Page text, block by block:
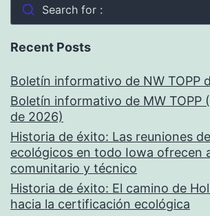
Search for :
Recent Posts
Boletín informativo de NW TOPP
Boletín informativo de MW TOPP
de 2026)
Historia de éxito: Las reuniones
ecológicos en todo Iowa ofrecen
comunitario y técnico
Historia de éxito: El camino de
hacia la certificación ecológica